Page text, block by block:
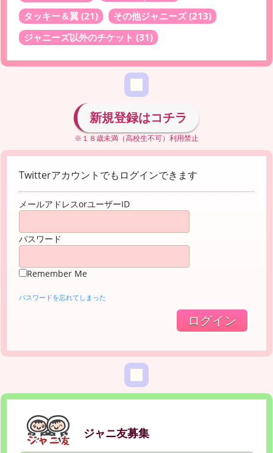
タッキー＆翼 (21) その他ジャニーズ(213)
ジャニーズ以外のチケット (31)
新規登録はコチラ
※１８歳未満（高校生不可）利用禁止
Twitterアカウントでもログインできます
メールアドレスorユーザーID
パスワード
Remember Me
パスワードを忘れてしまった
ジャニ友募集